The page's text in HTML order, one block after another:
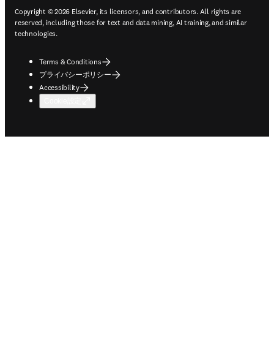
Copyright © 2026 Elsevier, its licensors, and contributors. All rights are
reserved, including those for text and data mining, AI training, and similar
technologies.
Terms & Conditions
プライバシーポリシー
Accessibility